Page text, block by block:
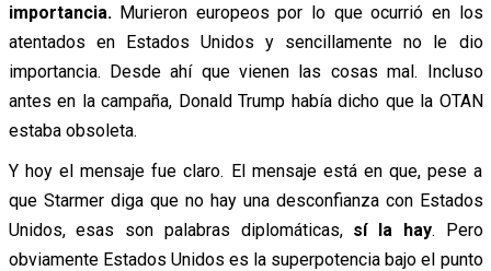
importancia. Murieron europeos por lo que ocurrió en los
atentados en Estados Unidos y sencillamente no le dio
importancia. Desde ahí que vienen las cosas mal. Incluso
antes en la campaña, Donald Trump había dicho que la OTAN
estaba obsoleta.
Y hoy el mensaje fue claro. El mensaje está en que, pese a
que Starmer diga que no hay una desconfianza con Estados
Unidos, esas son palabras diplomáticas, sí la hay. Pero
obviamente Estados Unidos es la superpotencia bajo el punto